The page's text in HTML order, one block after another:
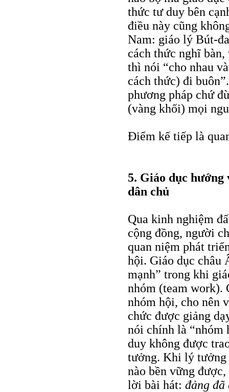
thức tư duy bên
điều này cũng
Nam: giáo lý Bút-
cách thức nghĩ
thì nói “cho nhau
cách thức) đi
phương pháp chứ
(vàng khối) mọi
Điểm kế tiếp là
5. Giáo dục hướng
dân chủ
Qua kinh nghiệm
cộng đồng, người
quan niệm phát
hội. Giáo dục châu
mạnh” trong khi
nhóm (team work).
nhóm hội, cho nên
chức được giảng
nói chính là “nhóm
duy không được
tưởng. Khi lý tưởng
nào bền vững
lời bài hát: đảng đã